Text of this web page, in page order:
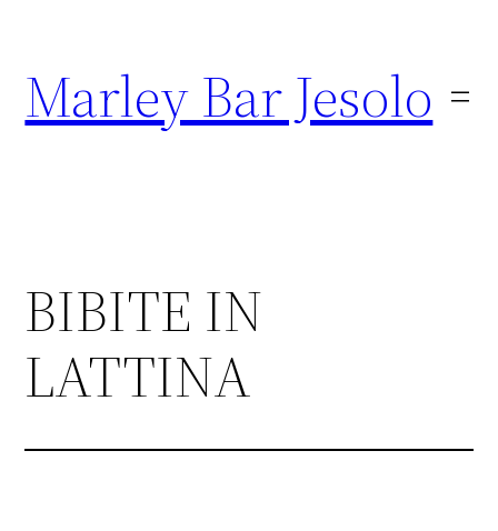
Marley Bar Jesolo
BIBITE IN
LATTINA